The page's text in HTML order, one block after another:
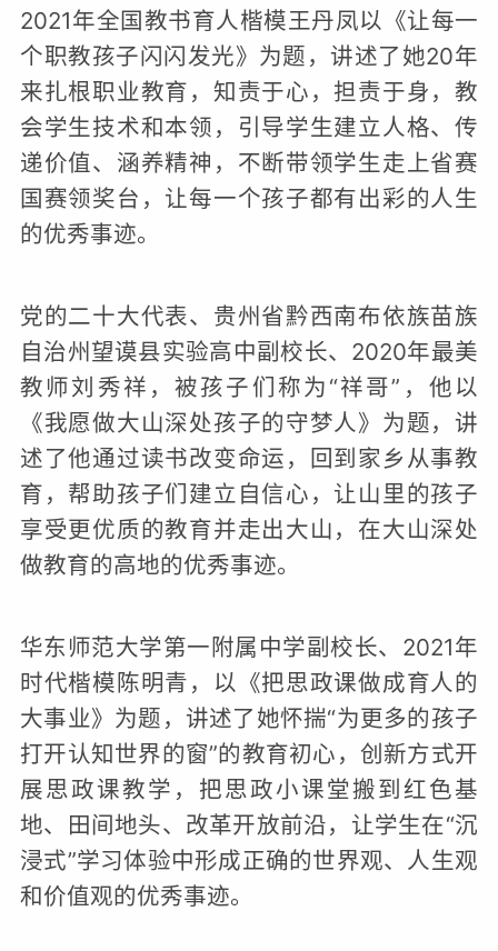
2021年全国教书育人楷模王丹凤以《让每一
个职教孩子闪闪发光》为题，讲述了她20年
来扎根职业教育，知责于心，担责于身，教
会学生技术和本领，引导学生建立人格、传
递价值、涵养精神，不断带领学生走上省赛
国赛领奖台，让每一个孩子都有出彩的人生
的优秀事迹。
党的二十大代表、贵州省黔西南布依族苗族
自治州望谟县实验高中副校长、2020年最美
教师刘秀祥，被孩子们称为“祥哥”，他以
《我愿做大山深处孩子的守梦人》为题，讲
述了他通过读书改变命运，回到家乡从事教
育，帮助孩子们建立自信心，让山里的孩子
享受更优质的教育并走出大山，在大山深处
做教育的高地的优秀事迹。
华东师范大学第一附属中学副校长、2021年
时代楷模陈明青，以《把思政课做成育人的
大事业》为题，讲述了她怀揣“为更多的孩子
打开认知世界的窗”的教育初心，创新方式开
展思政课教学，把思政小课堂搬到红色基
地、田间地头、改革开放前沿，让学生在“沉
浸式”学习体验中形成正确的世界观、人生观
和价值观的优秀事迹。